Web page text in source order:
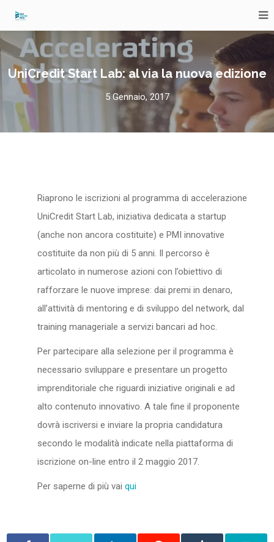
UniCredit Start Lab: al via la nuova edizione
5 Gennaio, 2017
Riaprono le iscrizioni al programma di accelerazione
UniCredit Start Lab, iniziativa dedicata a startup
(anche non ancora costituite) e PMI innovative
costituite da non più di 5 anni. Il percorso è
articolato in numerose azioni con l’obiettivo di
rafforzare le nuove imprese: dai premi in denaro,
all’attività di mentoring e di sviluppo del network, dal
training manageriale a servizi bancari ad hoc.
Per partecipare alla selezione per il programma è
necessario sviluppare e presentare un progetto
imprenditoriale che riguardi iniziative originali e ad
alto contenuto innovativo. A tale fine il proponente
dovrà iscriversi e inviare la propria candidatura
secondo le modalità indicate nella piattaforma di
iscrizione on-line entro il 2 maggio 2017.
Per saperne di più vaiqui